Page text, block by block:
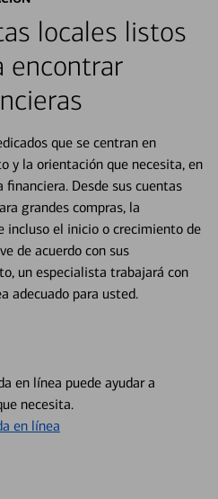
locales listos
encontrar
que se centran en
y la orientación que necesita, en
Desde sus cuentas
grandes compras, la
incluso el inicio o crecimiento de
de acuerdo con sus
un especialista trabajará con
adecuado para usted.
en línea puede ayudar a
necesita.
en línea